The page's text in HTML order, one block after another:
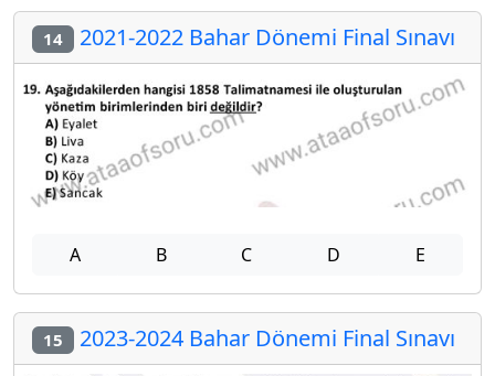
14 2021-2022 Bahar Dönemi Final Sınavı
A B C D E
15 2023-2024 Bahar Dönemi Final Sınavı